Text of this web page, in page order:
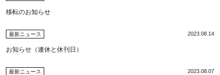
移転のお知らせ
最新ニュース 2023.08.14
お知らせ（連休と休刊日）
最新ニュース 2023.08.07